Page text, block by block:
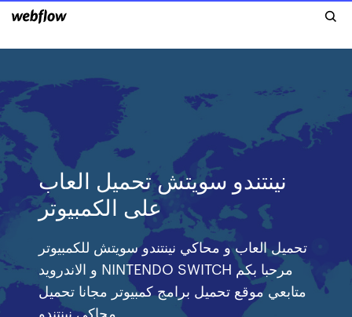
نينتندو سويتش تحميل العاب
على الكمبيوتر
تحميل العاب و محاكي نينتندو سويتش للكمبيوتر
و الاندرويد NINTENDO SWITCH مرحبا بكم
متابعي موقع تحميل برامج كمبيوتر مجانا تحميل